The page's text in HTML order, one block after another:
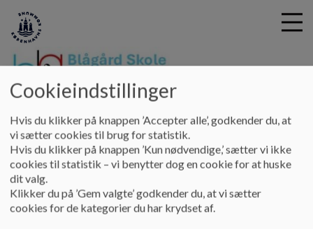
Blågård Skole
Kontakt Skolepsykolog
Skolepsykolog
Cookieindstillinger
Hvis du klikker på knappen ’Accepter alle’, godkender du, at
vi sætter cookies til brug for statistik.
Hvis du klikker på knappen ’Kun nødvendige,’ sætter vi ikke
cookies til statistik – vi benytter dog en cookie for at huske
dit valg.
Klikker du på ’Gem valgte’ godkender du, at vi sætter
cookies for de kategorier du har krydset af.